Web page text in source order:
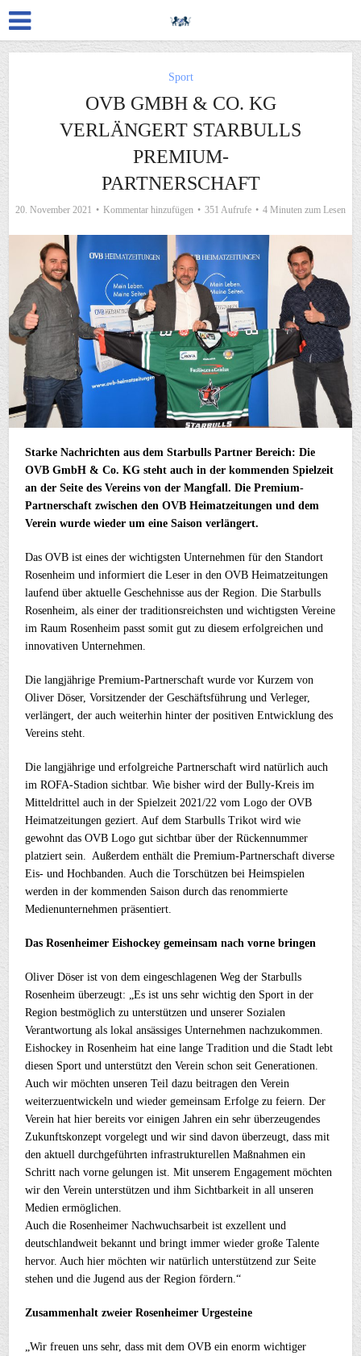
Sport
OVB GMBH & CO. KG
VERLÄNGERT STARBULLS
PREMIUM-
PARTNERSCHAFT
20. November 2021 Kommentar hinzufügen 351 Aufrufe 4 Minuten zum Lesen
Starke Nachrichten aus dem Starbulls Partner Bereich: Die
OVB GmbH & Co. KG steht auch in der kommenden Spielzeit
an der Seite des Vereins von der Mangfall. Die Premium-
Partnerschaft zwischen den OVB Heimatzeitungen und dem
Verein wurde wieder um eine Saison verlängert.
Das OVB ist eines der wichtigsten Unternehmen für den Standort
Rosenheim und informiert die Leser in den OVB Heimatzeitungen
laufend über aktuelle Geschehnisse aus der Region. Die Starbulls
Rosenheim, als einer der traditionsreichsten und wichtigsten Vereine
im Raum Rosenheim passt somit gut zu diesem erfolgreichen und
innovativen Unternehmen.
Die langjährige Premium-Partnerschaft wurde vor Kurzem von
Oliver Döser, Vorsitzender der Geschäftsführung und Verleger,
verlängert, der auch weiterhin hinter der positiven Entwicklung des
Vereins steht.
Die langjährige und erfolgreiche Partnerschaft wird natürlich auch
im ROFA-Stadion sichtbar. Wie bisher wird der Bully-Kreis im
Mitteldrittel auch in der Spielzeit 2021/22 vom Logo der OVB
Heimatzeitungen geziert. Auf dem Starbulls Trikot wird wie
gewohnt das OVB Logo gut sichtbar über der Rückennummer
platziert sein. Außerdem enthält die Premium-Partnerschaft diverse
Eis- und Hochbanden. Auch die Torschützen bei Heimspielen
werden in der kommenden Saison durch das renommierte
Medienunternehmen präsentiert.
Das Rosenheimer Eishockey gemeinsam nach vorne bringen
Oliver Döser ist von dem eingeschlagenen Weg der Starbulls
Rosenheim überzeugt: „Es ist uns sehr wichtig den Sport in der
Region bestmöglich zu unterstützen und unserer Sozialen
Verantwortung als lokal ansässiges Unternehmen nachzukommen.
Eishockey in Rosenheim hat eine lange Tradition und die Stadt lebt
diesen Sport und unterstützt den Verein schon seit Generationen.
Auch wir möchten unseren Teil dazu beitragen den Verein
weiterzuentwickeln und wieder gemeinsam Erfolge zu feiern. Der
Verein hat hier bereits vor einigen Jahren ein sehr überzeugendes
Zukunftskonzept vorgelegt und wir sind davon überzeugt, dass mit
den aktuell durchgeführten infrastrukturellen Maßnahmen ein
Schritt nach vorne gelungen ist. Mit unserem Engagement möchten
wir den Verein unterstützen und ihm Sichtbarkeit in all unseren
Medien ermöglichen.
Auch die Rosenheimer Nachwuchsarbeit ist exzellent und
deutschlandweit bekannt und bringt immer wieder große Talente
hervor. Auch hier möchten wir natürlich unterstützend zur Seite
stehen und die Jugend aus der Region fördern.“
Zusammenhalt zweier Rosenheimer Urgesteine
„Wir freuen uns sehr, dass mit dem OVB ein enorm wichtiger